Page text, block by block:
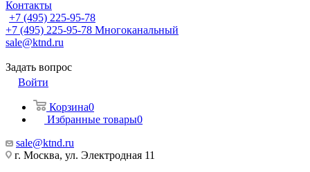
Контакты
+7 (495) 225-95-78
+7 (495) 225-95-78 Многоканальный
sale@ktnd.ru
Задать вопрос
Войти
Корзина0
Избранные товары0
sale@ktnd.ru
г. Москва, ул. Электродная 11